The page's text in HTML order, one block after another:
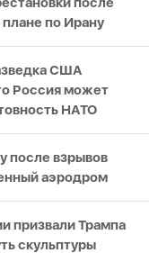
по Ирану
США
Россия может
НАТО
после взрывов
аэродром
призвали Трампа
скульптуры